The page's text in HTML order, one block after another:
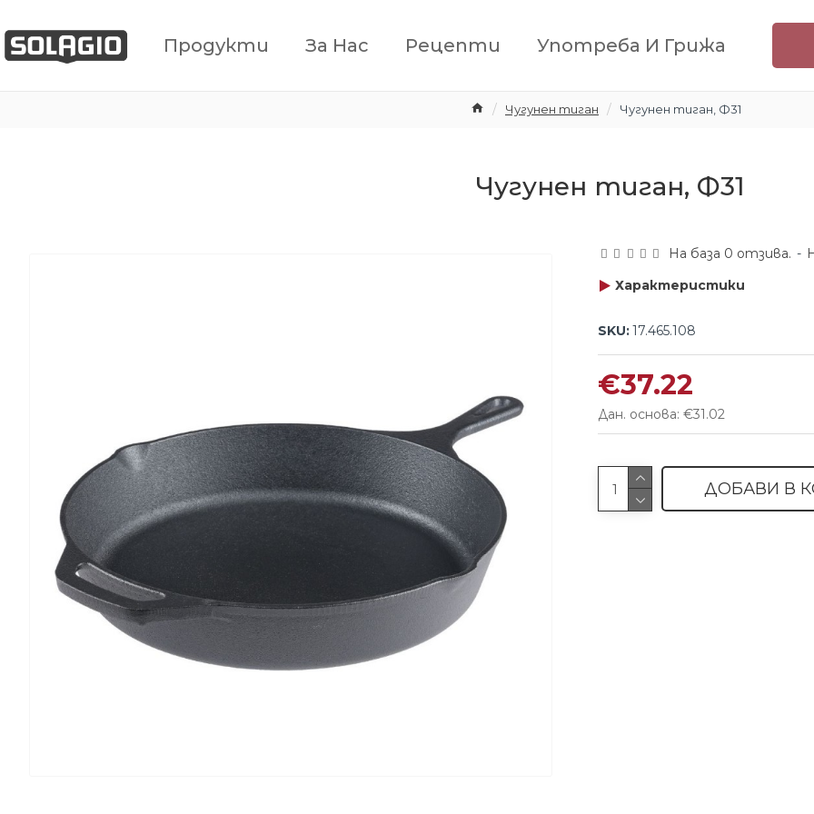
Продукти За Нас Рецепти Употреба И Грижа
Чугунен тиган Чугунен тиган, Ф31
Чугунен тиган, Ф31
Характеристики
SKU:17.465.108
На база 0 отзива. -
€37.22
Дан. основа: €31.02
ДОБАВИ В